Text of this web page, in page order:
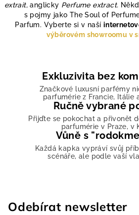
c
í
p
r
y
v
ý
p
i
s
u
extrait,anglicky Perfume extract.
s pojmy jako The Soul of
Parfum. Vyberte si v naší
výběrovém showroomu v
Exkluzivita bez
Značkové luxusní parfémy
parfumérie z Francie, Itálie
Ručně vybrané
Přijďte se pokochat a přivonět
parfumérie v Praze, v
Vůně s
Každá kapka vypráví svůj
scénáře, ale podle vaší
Odebírat newsletter